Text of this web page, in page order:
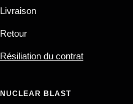
Livraison
Retour
Résiliation du contrat
NUCLEAR BLAST